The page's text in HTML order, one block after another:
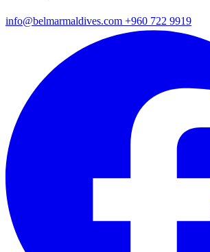
info@belmarmaldives.com +960 722 9919